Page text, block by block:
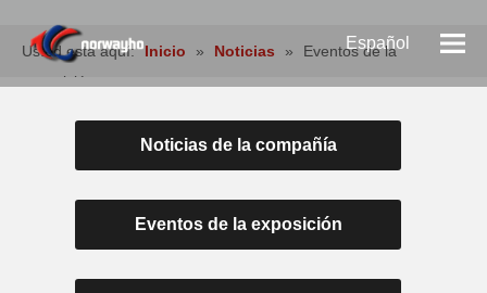
Español
Usted está aquí: Inicio » Noticias »
Eventos de la
exposición
Noticias de la compañía
Eventos de la exposición